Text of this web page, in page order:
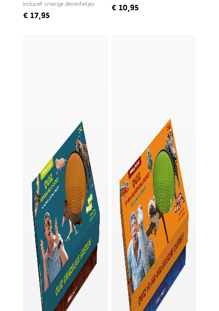
Inclusief smerige dierenfeitjes
€ 17,95
€10,95